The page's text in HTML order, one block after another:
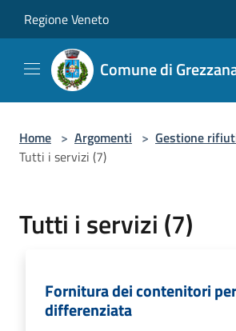
Regione Veneto
Comune di
Home > Argomenti > Gestione
Tutti i servizi (7)
Tutti i servizi (7)
Fornitura dei contenitori
differenziata